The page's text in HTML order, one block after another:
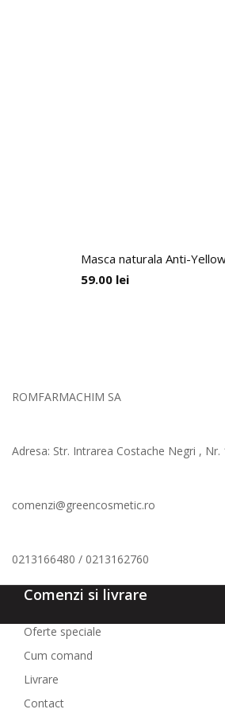
Masca naturala Anti-
59.00 lei
ROMFARMACHIM SA
Adresa: Str. Intrarea Costache Negri ,
comenzi@greencosmetic.ro
0213166480 / 0213162760
Comenzi si livrare
Oferte speciale
Cum comand
Livrare
Contact